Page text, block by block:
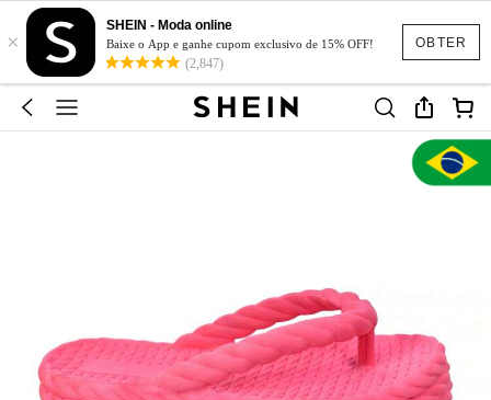
OBTER
×
SHEIN - Moda online
Baixe o App e ganhe cupom exclusivo de 15% OFF!
(2,847)